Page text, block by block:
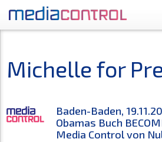
Michelle for
Baden-Baden,
Obamas Buch
Media Control von